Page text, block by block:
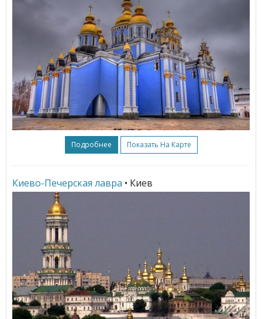
Подробнее Показать На Карте
Киево-Печерская лавра • Киев